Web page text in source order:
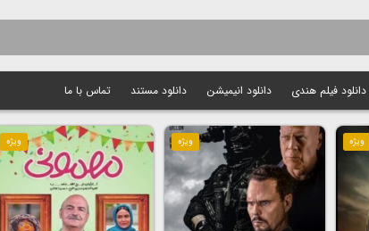
دانلود فیلم هندی دانلود انیمیشن دانلود مستند تماس با ما
ویژه ویژه ویژه